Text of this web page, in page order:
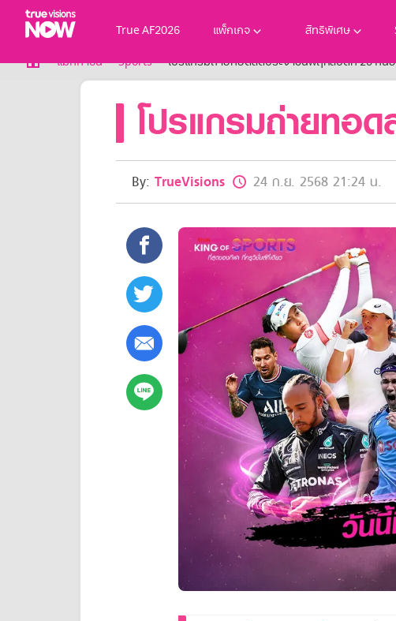
True AF2026 แพ็กเกจ สิทธิพิเศษ
True AF2026
แพ็กเกจ
NOW BUNDLES
NOW Muay Thai
แพ็กเกจทรูวิชันส์นาวทั้งหมด
สิทธิพิเศษลูกค้าทรูวิชั่นส์
แพ็กเกจสำหรับผู้ประกอบการ
หาร้านร่วมรายการ
แม็กกาซีน Sports โปรแกรมถ่ายทอดสดประจำวันพฤหัสบดีที่ 25 กัน
โปรแกรมถ่ายทอ
By: TrueVisions 24 ก.ย. 2568 21:24 น.